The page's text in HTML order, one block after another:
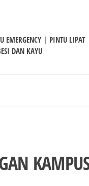
EMERGENCY | PINTU LIPAT
DAN KAYU